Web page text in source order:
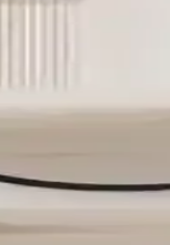
ve estetik
kullanım
ve